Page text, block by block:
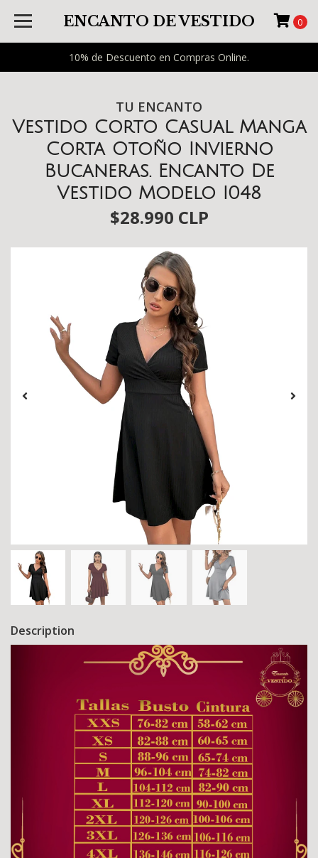
10% de Descuento en Compras Online.
ENCANTO DE VESTIDO 0
TU ENCANTO
Vestido Corto Casual Manga
Corta Otoño Invierno
Bucaneras. Encanto De
Vestido Modelo I048
$28.990 CLP
Description